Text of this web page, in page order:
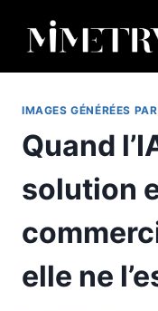
IMAGES GÉNÉRÉES
Quand
solution
elle ne